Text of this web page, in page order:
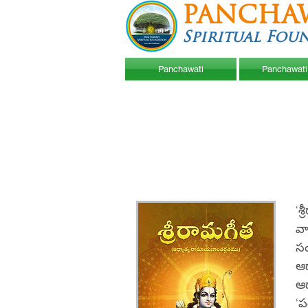
Spiritual
Panchawati